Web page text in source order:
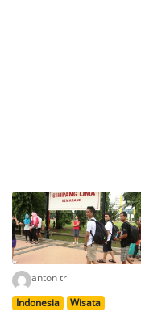
anton tri
Indonesia
Wisata